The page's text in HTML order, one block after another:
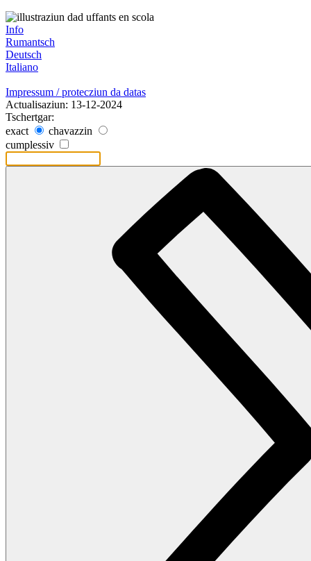
Info
Rumantsch
Deutsch
Italiano
Impressum / protecziun da datas
Actualisaziun: 13-12-2024
Tschertgar:
exact
chavazzin
cumplessiv